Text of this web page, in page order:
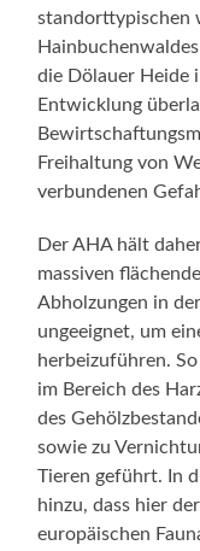
standorttypischen
die Dölauer Heide
Entwicklung
Freihaltung von
verbundenen
Der AHA hält
massiven
Abholzungen in
ungeeignet, um
herbeizuführen.
im Bereich des
des
sowie zu
Tieren geführt. In
hinzu, dass hier
europäischen